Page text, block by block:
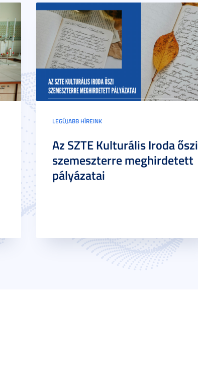
LEGÚJABB HÍREINK
Az SZTE Kulturális Iroda őszi
szemeszterre meghirdetett
pályázatai